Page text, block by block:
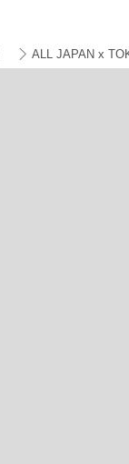
ALL JAPAN x